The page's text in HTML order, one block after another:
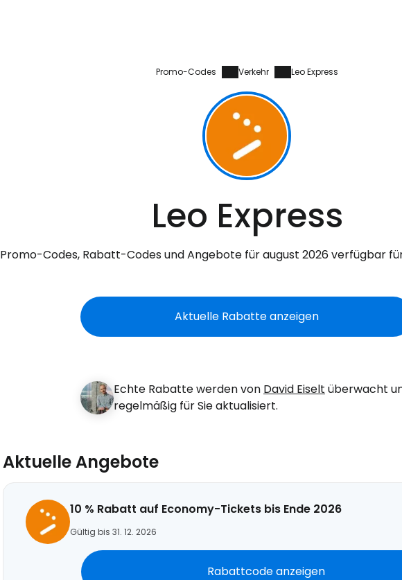
Promo-Codes Verkehr Leo Express
Leo Express
Promo-Codes, Rabatt-Codes und Angebote für august 2026 verfügbar
Aktuelle Rabatte anzeigen
Echte Rabatte werden von David Eiselt überwacht
regelmäßig für Sie aktualisiert.
Aktuelle Angebote
10 % Rabatt auf Economy-Tickets bis Ende 2026
Gültig bis 31. 12. 2026
Rabattcode anzeigen